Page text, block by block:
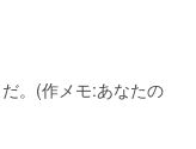
。(作メモ:あなたの